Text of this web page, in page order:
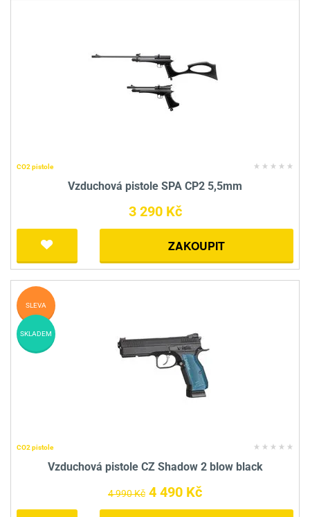
CO2 pistole
Vzduchová pistole SPA CP2 5,5mm
3 290 Kč
ZAKOUPIT
CO2 pistole
Vzduchová pistole CZ Shadow 2 blow black
4 990 Kč 4 490 Kč
SLEVA
SKLADEM